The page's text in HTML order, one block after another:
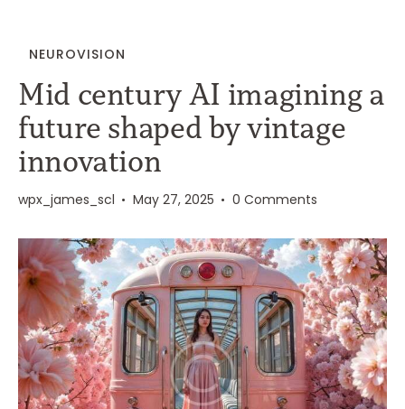
NEUROVISION
Mid century AI imagining a
future shaped by vintage
innovation
wpx_james_scl May 27, 2025 0 Comments